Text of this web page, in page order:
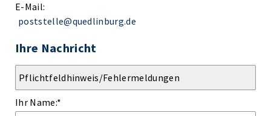
E-Mail:
poststelle@quedlinburg.de
Ihre Nachricht
Ihr Name:*